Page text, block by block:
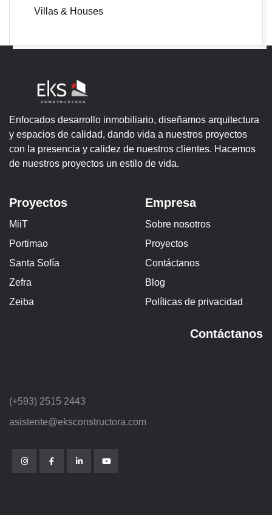
Villas & Houses
Enfocados desarrollo inmobiliario, diseñamos arquitectura
y espacios de calidad, dando vida a nuestros proyectos
con la presencia y calidez de nuestros clientes. Hacemos
de nuestros proyectos un estilo de vida.
Proyectos
MiiT
Portimao
Santa Sofía
Zefra
Zeiba
Empresa
Sobre nosotros
Proyectos
Contáctanos
Blog
Políticas de privacidad
Contáctanos
(+593) 2515 2443
asistente@eksconstructora.com